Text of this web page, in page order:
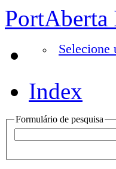
PortAberta
Selecione
Index
Formulário de pesquisa